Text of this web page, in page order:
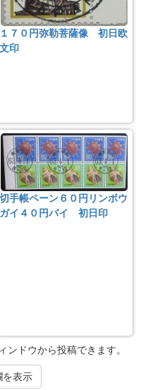
１７０円弥勒菩薩像 初日欧
文印
切手帳ペーン６０円リンボウ
ガイ４０円バイ 初日印
ンドウから投稿できます。
を表示